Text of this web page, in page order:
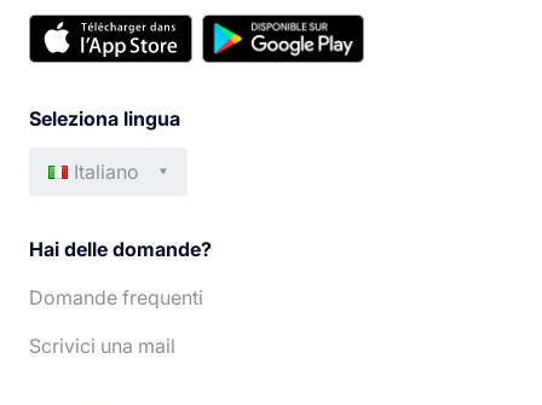
Seleziona lingua
Italiano
Español
Hai delle domande?
Domande frequenti
Scrivici una mail